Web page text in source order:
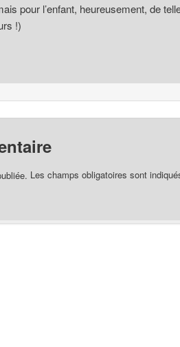
pour l’enfant, heureusement, de
!)
Les champs obligatoires sont